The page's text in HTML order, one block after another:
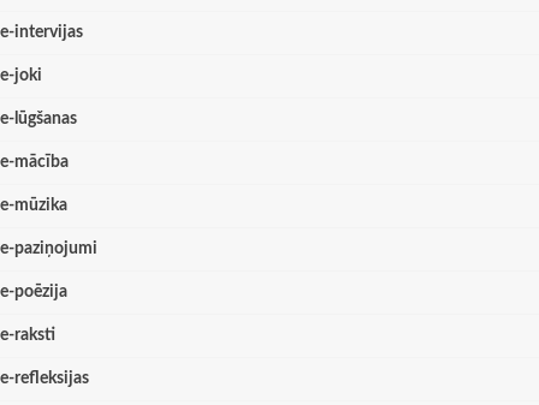
e-intervijas
e-joki
e-lūgšanas
e-mācība
e-mūzika
e-paziņojumi
e-poēzija
e-raksti
e-refleksijas